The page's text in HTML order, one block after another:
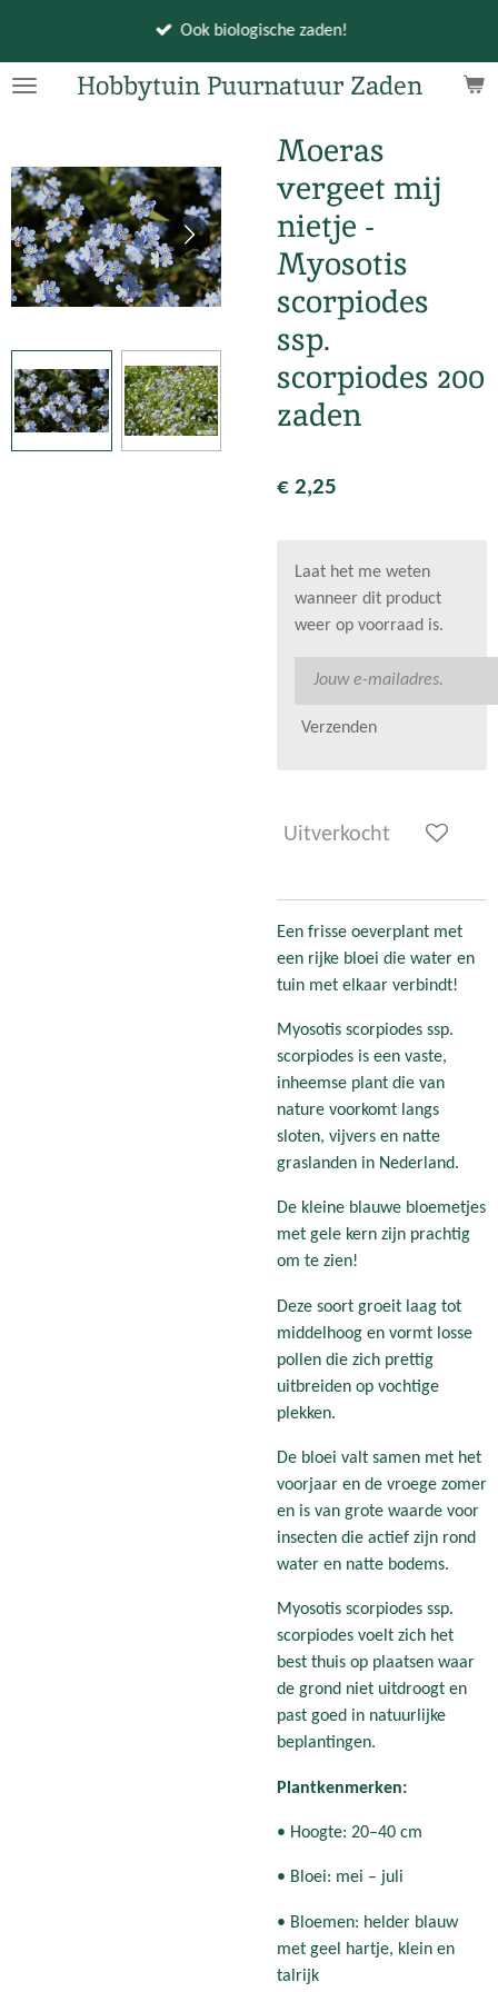
naar
Hobbytuin Puurnatuur Zaden
Ook biologische zaden!
Moeras
vergeet mij
nietje -
Myosotis
scorpiodes
ssp.
scorpiodes 200
zaden
€ 2,25
Laat het me weten
wanneer dit product
weer op voorraad is.
Verzenden
Uitverkocht
Een frisse oeverplant met
een rijke bloei die water en
tuin met elkaar verbindt!
Myosotis scorpiodes ssp.
scorpiodes is een vaste,
inheemse plant die van
nature voorkomt langs
sloten, vijvers en natte
graslanden in Nederland.
De kleine blauwe bloemetjes
met gele kern zijn prachtig
om te zien!
Deze soort groeit laag tot
middelhoog en vormt losse
pollen die zich prettig
uitbreiden op vochtige
plekken.
De bloei valt samen met het
voorjaar en de vroege zomer
en is van grote waarde voor
insecten die actief zijn rond
water en natte bodems.
Myosotis scorpiodes ssp.
scorpiodes voelt zich het
best thuis op plaatsen waar
de grond niet uitdroogt en
past goed in natuurlijke
beplantingen.
Plantkenmerken:
• Hoogte: 20–40 cm
• Bloei: mei – juli
• Bloemen: helder blauw
met geel hartje, klein en
talrijk